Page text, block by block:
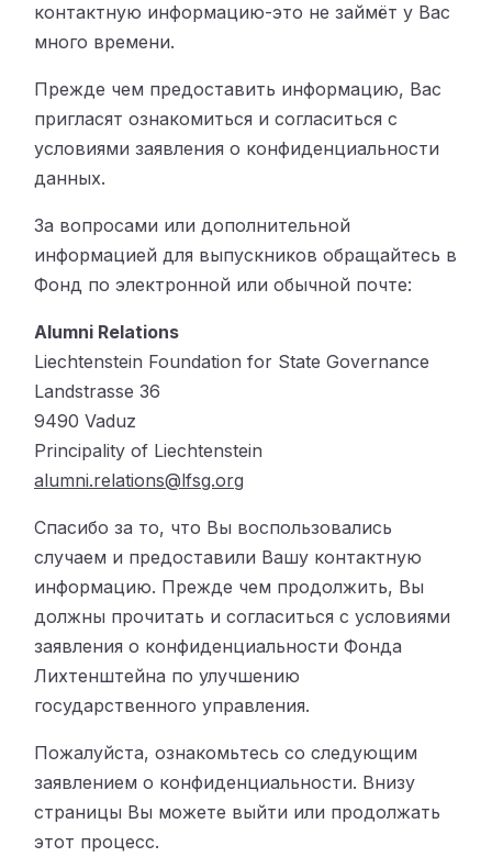
контактную информацию-это не займёт у Вас
много времени.
Прежде чем предоставить информацию, Вас
пригласят ознакомиться и согласиться с
условиями заявления о конфиденциальности
данных.
За вопросами или дополнительной
информацией для выпускников обращайтесь в
Фонд по электронной или обычной почте:
Alumni Relations
Liechtenstein Foundation for State Governance
Landstrasse 36
9490 Vaduz
Principality of Liechtenstein
alumni.relations@lfsg.org
Спасибо за то, что Вы воспользовались
случаем и предоставили Вашу контактную
информацию. Прежде чем продолжить, Вы
должны прочитать и согласиться с условиями
заявления о конфиденциальности Фонда
Лихтенштейна по улучшению
государственного управления.
Пожалуйста, ознакомьтесь со следующим
заявлением о конфиденциальности. Внизу
страницы Вы можете выйти или продолжать
этот процесс.